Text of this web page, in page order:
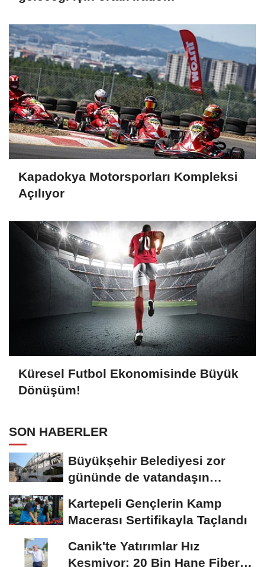
Kapadokya Motorsporları Kompleksi
Açılıyor
Küresel Futbol Ekonomisinde Büyük
Dönüşüm!
SON HABERLER
Büyükşehir Belediyesi zor
gününde de vatandaşın
Kartepeli Gençlerin Kamp
Macerası Sertifikayla Taçlandı
Canik'te Yatırımlar Hız
Kesmiyor: 20 Bin Hane Fiber